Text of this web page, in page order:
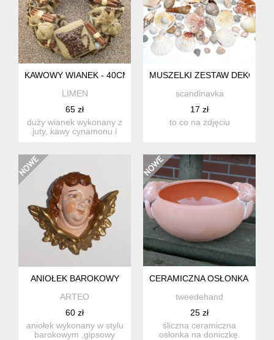
KAWOWY WIANEK - 40CM
LIMEN
65 zł
duży wianek wykonany z
juty, kawy cynamonu i
MUSZELKI ZESTAW
scandinavka
17 zł
to co na zdjęciu
ANIOŁEK BAROKOWY
ARTEO
60 zł
aniołek wykonany w stylu
barokowym ,gipsowy
CERAMICZNA OSŁONKA NA
tweedehand
25 zł
śliczna ceramiczna
osłonka na doniczkę.